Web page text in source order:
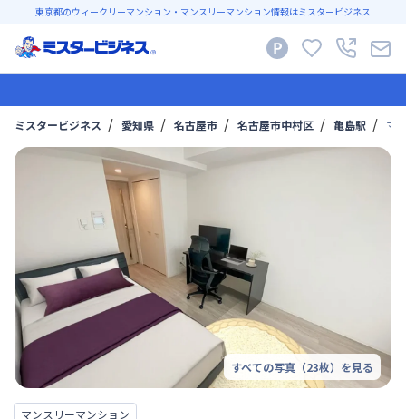
東京都のウィークリーマンション・マンスリーマンション情報はミスタービジネス
ミスタービジネス 愛知県 名古屋市 名古屋市中村区 亀島駅 マ
すべての写真（23枚）を見る
マンスリーマンション